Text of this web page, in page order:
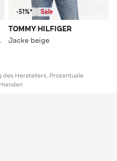
-51%* Sale
TOMMY HILFIGER
Jacke beige
Herstellers. Prozentuale